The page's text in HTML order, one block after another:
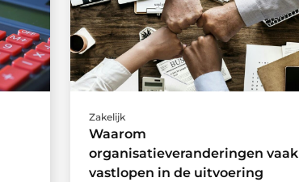
Zakelijk
Waarom
organisatieveranderingen vaak
vastlopen in de uitvoering